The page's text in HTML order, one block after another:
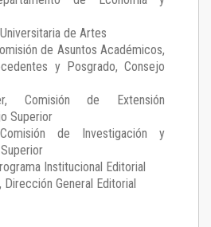
de Artes
de Asuntos Académicos,
y Posgrado, Consejo
, Comisión de Extensión
Superior
de Investigación y
Institucional Editorial
Dirección General Editorial